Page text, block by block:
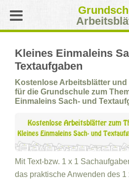
Kleines Einmaleins
Textaufgaben
Kostenlose Arbeitsblätter und
für die Grundschule zum
Einmaleins Sach- und
Mit Text-bzw. 1 x 1
das praktische Anwenden des